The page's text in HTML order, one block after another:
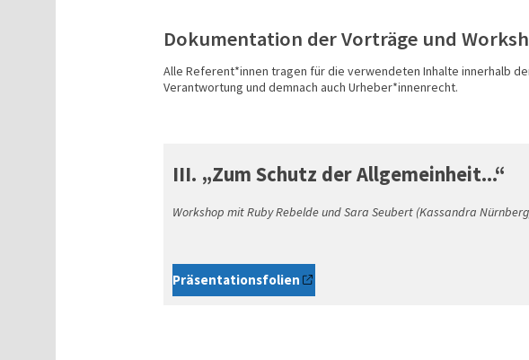
Dokumentation der Vorträge und
Alle Referent*innen tragen für die verwendeten Inhalte innerhalb
Verantwortung und demnach auch Urheber*innenrecht.
III. „Zum Schutz der Allgemeinheit...“
Workshop mit Ruby Rebelde und Sara Seubert (Kassandra
Präsentationsfolien